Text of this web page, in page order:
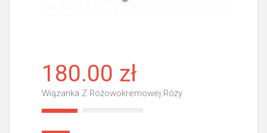
180.00 zł
Wiązanka Z Różowokremowej Róży